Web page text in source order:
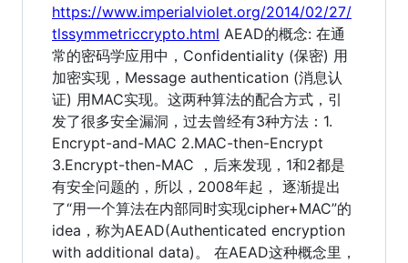
https://www.imperialviolet.org/2014/02/27/
tlssymmetriccrypto.html AEAD的概念: 在通
常的密码学应用中，Confidentiality (保密) 用
加密实现，Message authentication (消息认
证) 用MAC实现。这两种算法的配合方式，引
发了很多安全漏洞，过去曾经有3种方法：1.
Encrypt-and-MAC 2.MAC-then-Encrypt
3.Encrypt-then-MAC ，后来发现，1和2都是
有安全问题的，所以，2008年起， 逐渐提出
了“用一个算法在内部同时实现cipher+MAC”的
idea，称为AEAD(Authenticated encryption
with additional data)。 在AEAD这种概念里，